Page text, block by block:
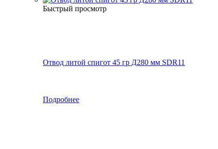
Быстрый просмотр
Отвод литой спигот 45 гр Д280 мм SDR11
Подробнее